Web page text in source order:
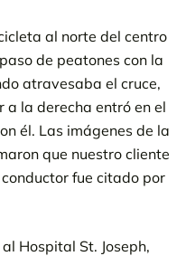
al norte del centro
de peatones con la
atravesaba el cruce,
la derecha entró en el
él. Las imágenes de la
que nuestro cliente
fue citado por
Hospital St. Joseph,